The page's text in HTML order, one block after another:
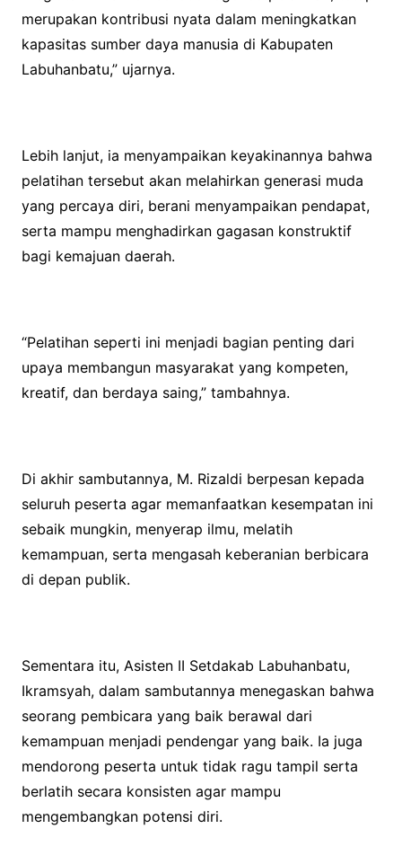
merupakan kontribusi nyata dalam meningkatkan
kapasitas sumber daya manusia di Kabupaten
Labuhanbatu,” ujarnya.
Lebih lanjut, ia menyampaikan keyakinannya bahwa
pelatihan tersebut akan melahirkan generasi muda
yang percaya diri, berani menyampaikan pendapat,
serta mampu menghadirkan gagasan konstruktif
bagi kemajuan daerah.
“Pelatihan seperti ini menjadi bagian penting dari
upaya membangun masyarakat yang kompeten,
kreatif, dan berdaya saing,” tambahnya.
Di akhir sambutannya, M. Rizaldi berpesan kepada
seluruh peserta agar memanfaatkan kesempatan ini
sebaik mungkin, menyerap ilmu, melatih
kemampuan, serta mengasah keberanian berbicara
di depan publik.
Sementara itu, Asisten II Setdakab Labuhanbatu,
Ikramsyah, dalam sambutannya menegaskan bahwa
seorang pembicara yang baik berawal dari
kemampuan menjadi pendengar yang baik. Ia juga
mendorong peserta untuk tidak ragu tampil serta
berlatih secara konsisten agar mampu
mengembangkan potensi diri.